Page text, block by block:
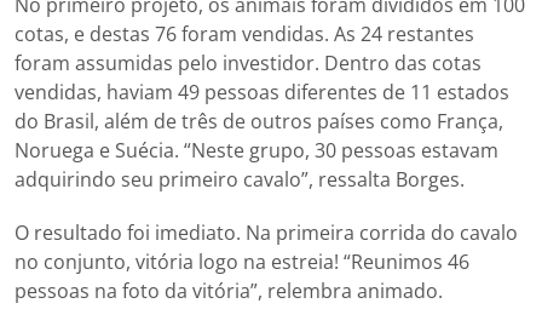
cotas, e destas 76 foram vendidas. As 24 restantes
foram assumidas pelo investidor. Dentro das cotas
vendidas, haviam 49 pessoas diferentes de 11 estados
do Brasil, além de três de outros países como França,
Noruega e Suécia. “Neste grupo, 30 pessoas estavam
adquirindo seu primeiro cavalo”, ressalta Borges.
O resultado foi imediato. Na primeira corrida do cavalo
no conjunto, vitória logo na estreia! “Reunimos 46
pessoas na foto da vitória”, relembra animado.